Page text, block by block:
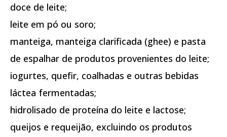
doce de leite;
leite em pó ou soro;
manteiga, manteiga clarificada (ghee) e pasta
de espalhar de produtos provenientes do leite;
iogurtes, quefir, coalhadas e outras bebidas
láctea fermentadas;
hidrolisado de proteína do leite e lactose;
queijos e requeijão, excluindo os produtos